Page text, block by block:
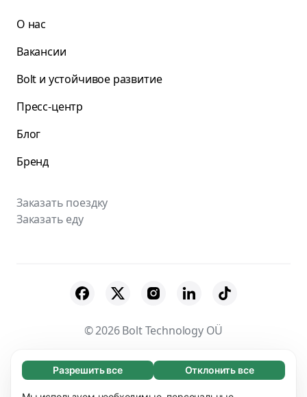
Обязательные (65)
Эти файлы необходимы для того, чтобы вы
Разрешить все Отклонить все
О нас
Вакансии
Bolt и устойчивое развитие
Пресс-центр
Блог
Бренд
Заказать поездку
Заказать еду
© 2026 Bolt Technology OÜ
Поставщики
Пользовательское соглашение
Конфиденциальность
Файлы cookies